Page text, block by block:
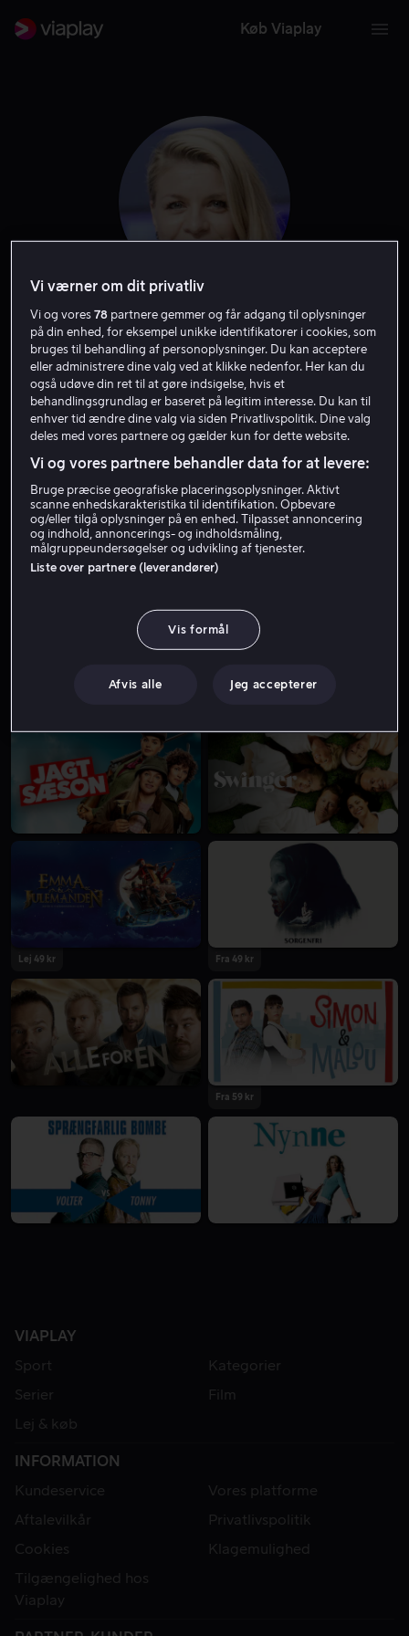
Køb Viaplay
Mille Dinesen
Skuespiller
Fra 59 kr
Lej 49 kr Fra 49 kr
Fra 59 kr
VIAPLAY
Sport
Kategorier
Serier
Film
Lej & køb
INFORMATION
Kundeservice
Vores platforme
Aftalevilkår
Privatlivspolitik
Cookies
Klagemulighed
Tilgængelighed hos
Viaplay
Vi værner om dit privatliv
Vi og vores78 partnere gemmer og får adgang til oplysninger
på din enhed, for eksempel unikke identifikatorer i cookies, som
bruges til behandling af personoplysninger. Du kan acceptere
eller administrere dine valg ved at klikke nedenfor. Her kan du
også udøve din ret til at gøre indsigelse, hvis et
behandlingsgrundlag er baseret på legitim interesse. Du kan til
enhver tid ændre dine valg via siden Privatlivspolitik. Dine valg
deles med vores partnere og gælder kun for dette website.
Vi og vores partnere behandler data for at levere:
Bruge præcise geografiske placeringsoplysninger. Aktivt
scanne enhedskarakteristika til identifikation. Opbevare
og/eller tilgå oplysninger på en enhed. Tilpasset annoncering
og indhold, annoncerings- og indholdsmåling,
målgruppeundersøgelser og udvikling af tjenester.
Liste over partnere (leverandører)
Vis formål
Afvis alle Jeg accepterer